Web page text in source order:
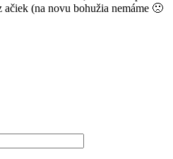
ačiek (na novu bohužia nemáme 🙁